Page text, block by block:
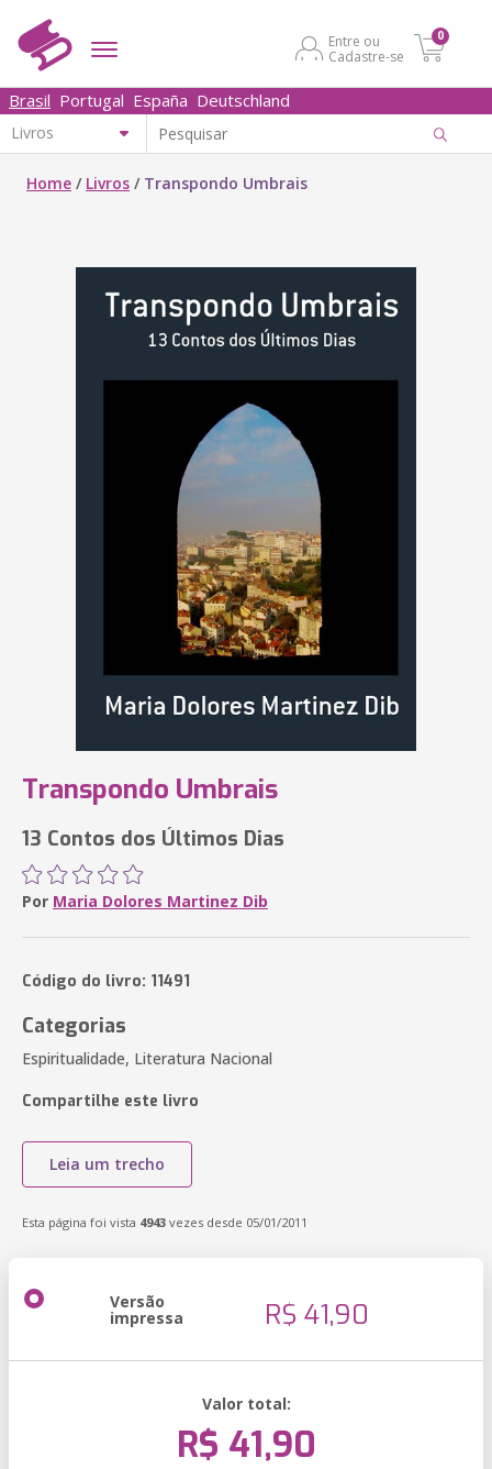
Entre ou
Cadastre-se
0
Brasil Portugal España Deutschland
Home / Livros / Transpondo Umbrais
Transpondo Umbrais
13 Contos dos Últimos Dias
Por Maria Dolores Martinez Dib
Código do livro: 11491
Categorias
Espiritualidade, Literatura Nacional
Compartilhe este livro
Leia um trecho
Esta página foi vista 4943 vezes desde 05/01/2011
Versão
impressa R$ 41,90
Valor total:
R$ 41,90